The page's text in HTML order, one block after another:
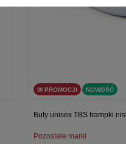
W PROMOCJI NOWOŚĆ
Buty unisex TBS trampki
Pozostałe marki